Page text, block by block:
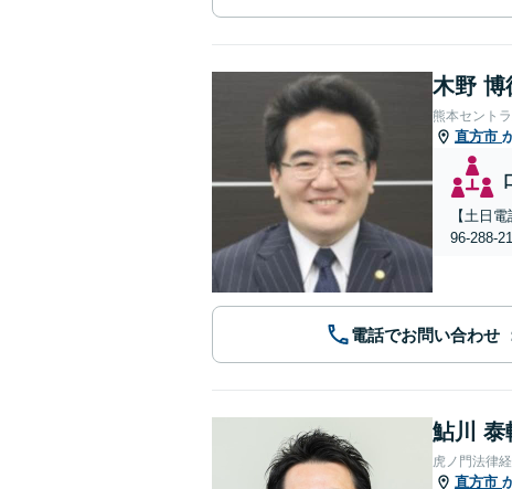
木野 博
熊本セント
直方市
【土日
96-288-
電話でお問い合わせ
鮎川 泰
虎ノ門法律
直方市